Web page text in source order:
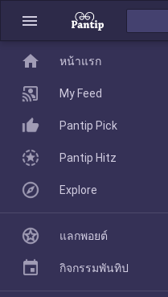
menu
home
Pantip Pick
home หน้าแรก
My Feed
Pantip Pick
Pantip Hitz
Explore
แลกพอยต์
กิจกรรมพันทิป